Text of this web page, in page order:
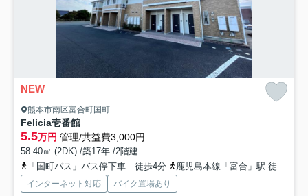
NEW
熊本市南区富合町国町
Felicia壱番館
5.5万円 管理/共益費3,000円
58.40㎡ (2DK) /築17年 /2階建
「国町バス」バス停下車 徒歩4分
鹿児島本線「富合」駅 徒歩10分
インターネット対応 バイク置場あり